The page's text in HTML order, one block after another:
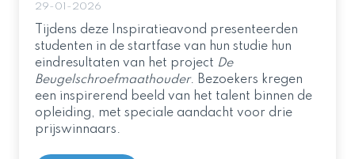
29-01-2026
Tijdens deze Inspiratieavond presenteerden
studenten in de startfase van hun studie hun
eindresultaten van het project De
Beugelschroefmaathouder. Bezoekers kregen
een inspirerend beeld van het talent binnen de
opleiding, met speciale aandacht voor drie
prijswinnaars.